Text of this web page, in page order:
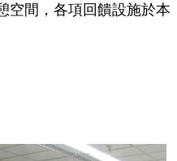
空間，各項回饋設施於本